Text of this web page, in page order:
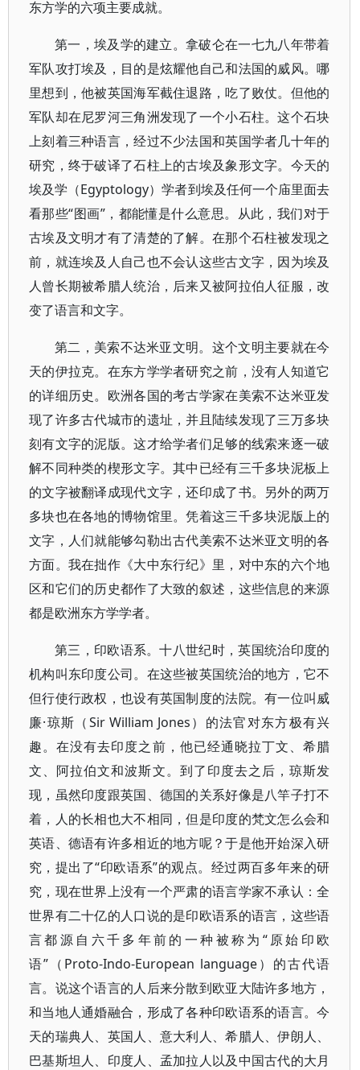
东方学的六项主要成就。
第一，埃及学的建立。拿破仑在一七九八年带着
军队攻打埃及，目的是炫耀他自己和法国的威风。哪
里想到，他被英国海军截住退路，吃了败仗。但他的
军队却在尼罗河三角洲发现了一个小石柱。这个石块
上刻着三种语言，经过不少法国和英国学者几十年的
研究，终于破译了石柱上的古埃及象形文字。今天的
埃及学（Egyptology）学者到埃及任何一个庙里面去
看那些“图画”，都能懂是什么意思。从此，我们对于
古埃及文明才有了清楚的了解。在那个石柱被发现之
前，就连埃及人自己也不会认这些古文字，因为埃及
人曾长期被希腊人统治，后来又被阿拉伯人征服，改
变了语言和文字。
第二，美索不达米亚文明。这个文明主要就在今
天的伊拉克。在东方学学者研究之前，没有人知道它
的详细历史。欧洲各国的考古学家在美索不达米亚发
现了许多古代城市的遗址，并且陆续发现了三万多块
刻有文字的泥版。这才给学者们足够的线索来逐一破
解不同种类的楔形文字。其中已经有三千多块泥板上
的文字被翻译成现代文字，还印成了书。另外的两万
多块也在各地的博物馆里。凭着这三千多块泥版上的
文字，人们就能够勾勒出古代美索不达米亚文明的各
方面。我在拙作《大中东行纪》里，对中东的六个地
区和它们的历史都作了大致的叙述，这些信息的来源
都是欧洲东方学学者。
第三，印欧语系。十八世纪时，英国统治印度的
机构叫东印度公司。在这些被英国统治的地方，它不
但行使行政权，也设有英国制度的法院。有一位叫威
廉·琼斯（Sir William Jones）的法官对东方极有兴
趣。在没有去印度之前，他已经通晓拉丁文、希腊
文、阿拉伯文和波斯文。到了印度去之后，琼斯发
现，虽然印度跟英国、德国的关系好像是八竿子打不
着，人的长相也大不相同，但是印度的梵文怎么会和
英语、德语有许多相近的地方呢？于是他开始深入研
究，提出了“印欧语系”的观点。经过两百多年来的研
究，现在世界上没有一个严肃的语言学家不承认：全
世界有二十亿的人口说的是印欧语系的语言，这些语
言都源自六千多年前的一种被称为“原始印欧
语”（Proto-Indo-European language）的古代语
言。说这个语言的人后来分散到欧亚大陆许多地方，
和当地人通婚融合，形成了各种印欧语系的语言。今
天的瑞典人、英国人、意大利人、希腊人、伊朗人、
巴基斯坦人、印度人、孟加拉人以及中国古代的大月